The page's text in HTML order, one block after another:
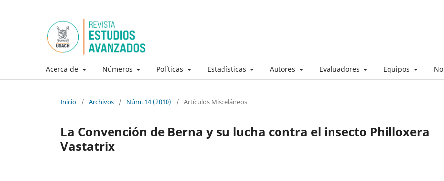
Acerca de Números Políticas Estadísticas Autores Evaluadores Equipos
Inicio / Archivos / Núm. 14 (2010) / Artículos Misceláneos
La Convención de Berna y su lucha contra el insecto Philloxera
Vastatrix